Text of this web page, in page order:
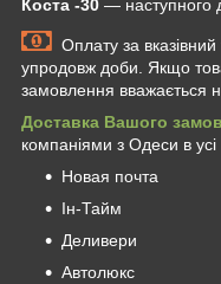
Коста -30 — наступного
Оплату за
упродовж доби. Якщо
замовлення вважається
Доставка Вашого
компаніями з Одеси в усі
Новая почта
Ін-Тайм
Деливери
Автолюкс